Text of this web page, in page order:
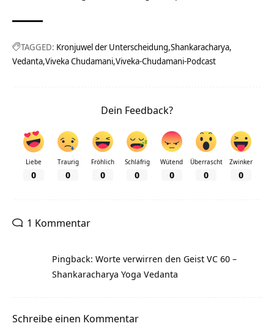
TAGGED: Kronjuwel der Unterscheidung Shankaracharya
Vedanta Viveka Chudamani Viveka-Chudamani-Podcast
Dein Feedback?
Liebe
0
Traurig
0
Fröhlich
0
Schläfrig
0
Wütend
0
Überrascht
0
Zwinker
0
1 Kommentar
Pingback: Worte verwirren den Geist VC 60 –
Shankaracharya Yoga Vedanta
Schreibe einen Kommentar